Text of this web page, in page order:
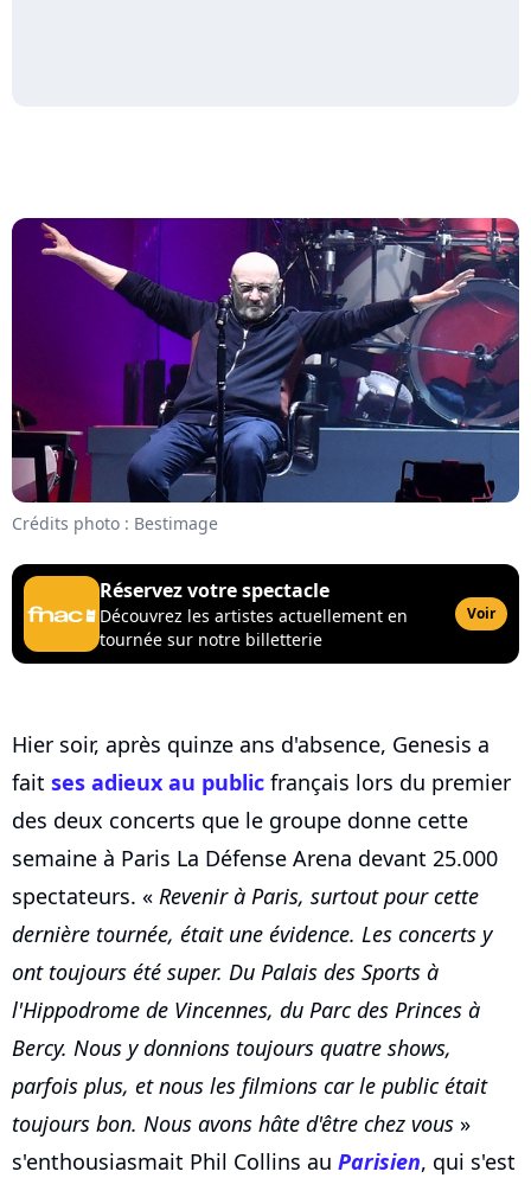
Crédits photo : Bestimage
Réservez votre spectacle
Découvrez les artistes actuellement en
tournée sur notre billetterie
Voir
Hier soir, après quinze ans d'absence, Genesis a
fait ses adieux au public français lors du premier
des deux concerts que le groupe donne cette
semaine à Paris La Défense Arena devant 25.000
spectateurs. « Revenir à Paris, surtout pour cette
dernière tournée, était une évidence. Les concerts y
ont toujours été super. Du Palais des Sports à
l'Hippodrome de Vincennes, du Parc des Princes à
Bercy. Nous y donnions toujours quatre shows,
parfois plus, et nous les filmions car le public était
toujours bon. Nous avons hâte d'être chez vous »
s'enthousiasmait Phil Collins au Parisien, qui s'est